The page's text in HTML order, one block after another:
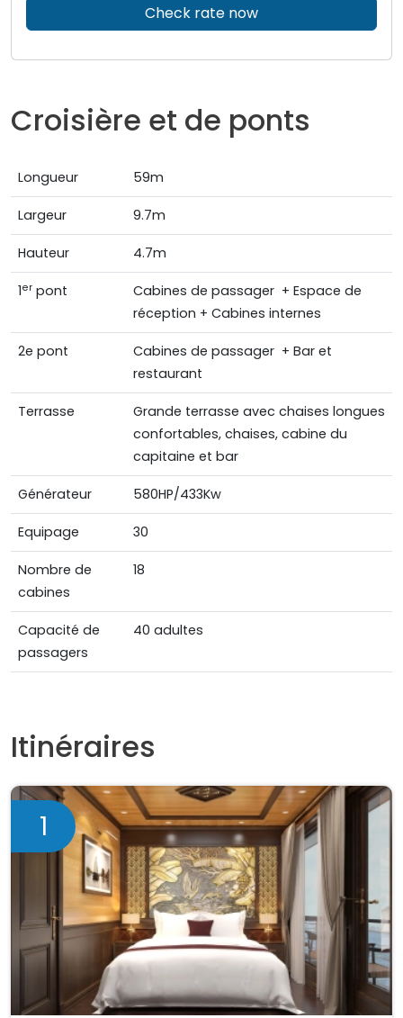
Check rate now
Croisière et de ponts
Longueur 59m
Largeur 9.7m
Hauteur 4.7m
1er pont
Cabines de passager + Espace de
réception + Cabines internes
2e pont
Cabines de passager + Bar et
restaurant
Terrasse
Grande terrasse avec chaises longues
confortables, chaises, cabine du
capitaine et bar
Générateur 580HP/433Kw
Equipage 30
Nombre de
cabines
18
Capacité de
passagers
40 adultes
Itinéraires
1